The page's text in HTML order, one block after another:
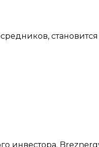
становится
инвестора.